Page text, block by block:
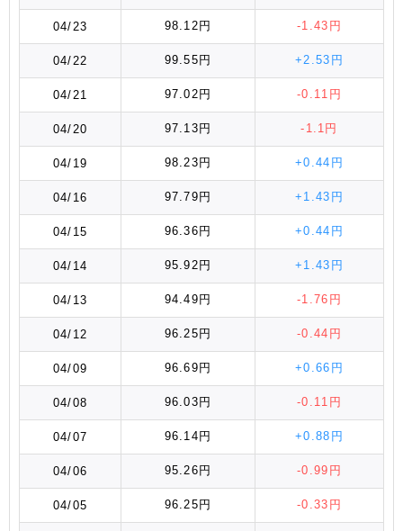
04/23 98.12円 -1.43円
04/22 99.55円 +2.53円
04/21 97.02円 -0.11円
04/20 97.13円 -1.1円
04/19 98.23円 +0.44円
04/16 97.79円 +1.43円
04/15 96.36円 +0.44円
04/14 95.92円 +1.43円
04/13 94.49円 -1.76円
04/12 96.25円 -0.44円
04/09 96.69円 +0.66円
04/08 96.03円 -0.11円
04/07 96.14円 +0.88円
04/06 95.26円 -0.99円
04/05 96.25円 -0.33円